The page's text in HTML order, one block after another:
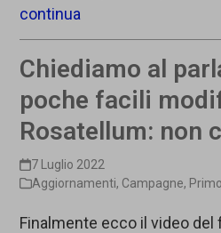
continua
Chiediamo al
poche facili
Rosatellum: non
7 Luglio 2022
Aggiornamenti, Campagne,
Finalmente ecco il video